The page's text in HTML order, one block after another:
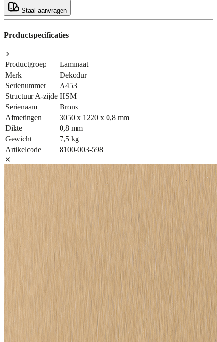
Staal aanvragen
Productspecificaties
Productgroep
Laminaat
Merk
Dekodur
Serienummer
A453
Structuur A-zijde HSM
Serienaam
Brons
Afmetingen
3050 x 1220 x 0,8 mm
Dikte
0,8 mm
Gewicht
7,5 kg
Artikelcode
8100-003-598